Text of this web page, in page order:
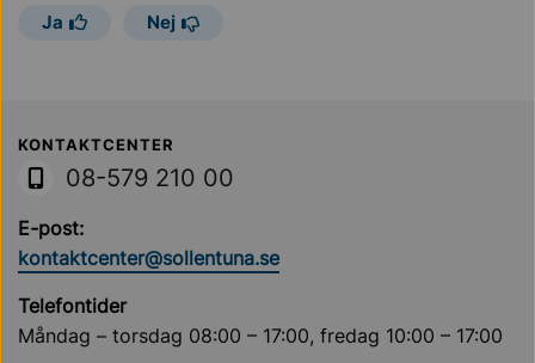
Ja Nej
Sollentuna Kommun
KONTAKTCENTER
08-579 210 00
E-post:
kontaktcenter@sollentuna.se
Telefontider
Måndag – torsdag 08:00 – 17:00, fredag 10:00 – 17:00